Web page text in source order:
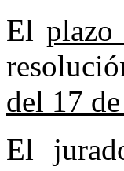
El
del 17
El